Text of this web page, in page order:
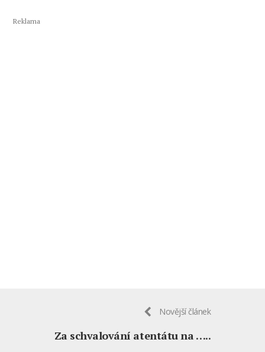
Reklama
Novější článek
Za schvalování atentátu na …..